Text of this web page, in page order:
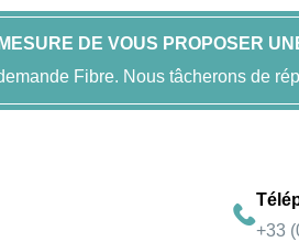
DE VOUS PROPOSER
Fibre. Nous tâcherons de
+33